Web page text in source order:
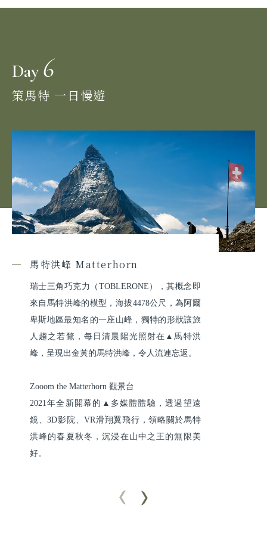
Day6
策馬特 一日慢遊
馬特洪峰 Matterhorn
瑞士三角巧克力（TOBLERONE），其概念即
來自馬特洪峰的模型，海拔4478公尺，為阿爾
卑斯地區最知名的一座山峰，獨特的形狀讓旅
人趨之若鶩，每日清晨陽光照射在▲馬特洪
峰，呈現出金黃的馬特洪峰，令人流連忘返。
Zooom the Matterhorn 觀景台
2021年全新開幕的▲多媒體體驗，透過望遠
鏡、3D影院、VR滑翔翼飛行，領略關於馬特
洪峰的春夏秋冬，沉浸在山中之王的無限美
好。